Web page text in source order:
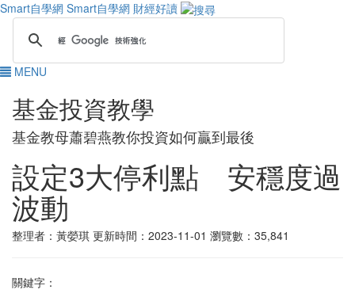
Smart自學網 Smart自學網 財經好讀
MENU
基金投資教學
基金教母蕭碧燕教你投資如何贏到最後
設定3大停利點 安穩度過
波動
整理者：黃嫈琪 更新時間：2023-11-01 瀏覽數：35,841
關鍵字：